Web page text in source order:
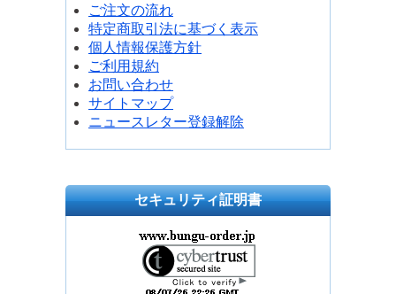
ご注文の流れ
特定商取引法に基づく表示
個人情報保護方針
ご利用規約
お問い合わせ
サイトマップ
ニュースレター登録解除
セキュリティ証明書